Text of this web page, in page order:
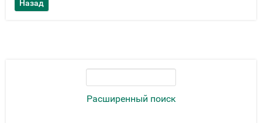
Расширенный поиск